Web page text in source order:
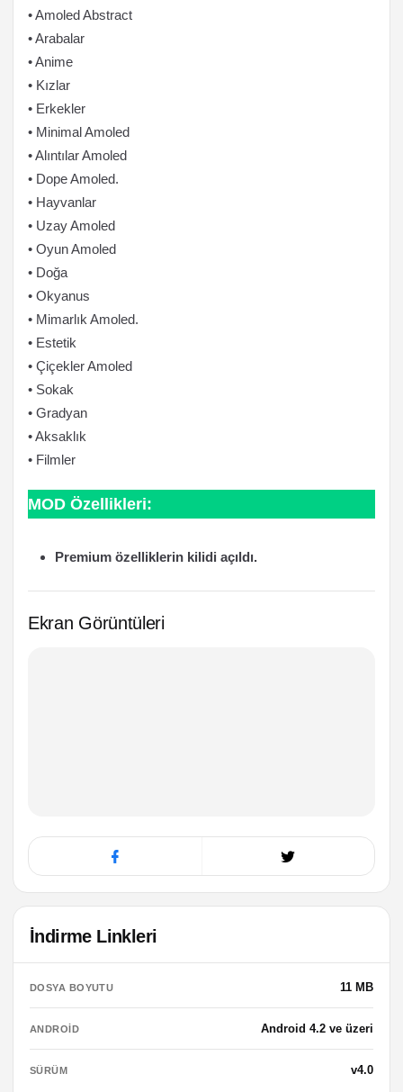
• Amoled Abstract
• Arabalar
• Anime
• Kızlar
• Erkekler
• Minimal Amoled
• Alıntılar Amoled
• Dope Amoled.
• Hayvanlar
• Uzay Amoled
• Oyun Amoled
• Doğa
• Okyanus
• Mimarlık Amoled.
• Estetik
• Çiçekler Amoled
• Sokak
• Gradyan
• Aksaklık
• Filmler
MOD Özellikleri:
Premium özelliklerin kilidi açıldı.
Ekran Görüntüleri
İndirme Linkleri
DOSYA BOYUTU 11 MB
ANDROID Android 4.2 ve üzeri
SÜRÜM v4.0